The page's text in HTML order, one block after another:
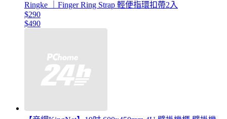
Ringke ｜Finger Ring Strap 輕便指環扣帶2入
$290
$490